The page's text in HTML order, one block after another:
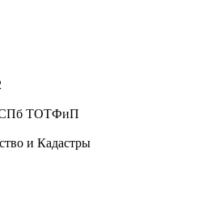
ТОТФиП
и Кадастры